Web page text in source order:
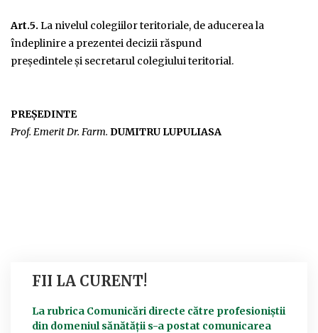
Art.5. La nivelul colegiilor teritoriale, de aducerea la
îndeplinire a prezentei decizii răspund
preşedintele şi secretarul colegiului teritorial.
PREŞEDINTE
Prof. Emerit Dr. Farm. DUMITRU LUPULIASA
FII LA CURENT!
La rubrica Comunicări directe către profesioniștii
din domeniul sănătății s-a postat comunicarea